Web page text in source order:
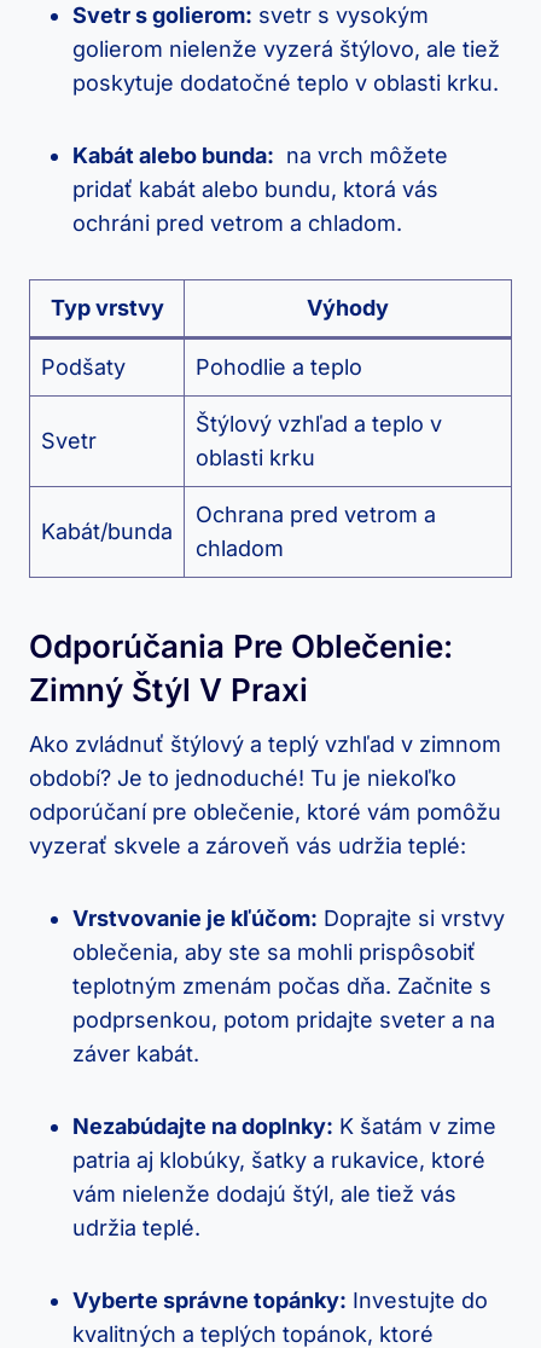
Svetr s golierom: svetr⁢ s vysokým⁣
golierom ‍nielenže vyzerá štýlovo, ale tiež
poskytuje dodatočné⁤ teplo v oblasti krku.
Kabát alebo⁣ bunda: ​ na vrch môžete
pridať kabát alebo bundu, ktorá vás
ochráni pred vetrom⁤ a chladom.
Typ vrstvy Výhody
Podšaty Pohodlie a teplo
Svetr
Štýlový vzhľad a teplo v⁣
oblasti krku
Kabát/bunda
Ochrana​ pred vetrom a
chladom
Odporúčania Pre Oblečenie:
Zimný Štýl V Praxi
Ako zvládnuť štýlový a teplý vzhľad ⁢v zimnom
období?‍ Je to​ jednoduché! Tu je niekoľko‌
odporúčaní pre oblečenie, ⁤ktoré⁣ vám pomôžu
vyzerať skvele a zároveň vás​ udržia⁢ teplé:
Vrstvovanie je kľúčom: Doprajte si⁢ vrstvy
oblečenia, aby ste sa mohli prispôsobiť
‍teplotným zmenám​ počas‌ dňa. Začnite s
podprsenkou, potom ‌pridajte sveter a na
záver ‍kabát.
Nezabúdajte na doplnky: K šatám v zime‌
patria aj klobúky, šatky a rukavice, ⁣ktoré
vám nielenže dodajú štýl, ale tiež vás
udržia teplé.
Vyberte⁣ správne topánky: Investujte do
kvalitných a teplých topánok, ktoré